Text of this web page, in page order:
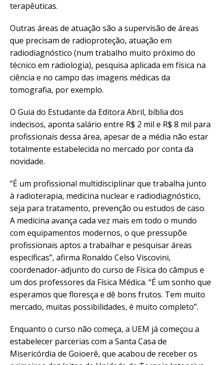
terapêuticas.
Outras áreas de atuação são a supervisão de áreas
que precisam de radioproteção, atuação em
radiodiagnóstico (num trabalho muito próximo do
técnico em radiologia), pesquisa aplicada em física na
ciência e no campo das imagens médicas da
tomografia, por exemplo.
O Guia do Estudante da Editora Abril, bíblia dos
indecisos, aponta salário entre R$ 2 mil e R$ 8 mil para
profissionais dessa área, apesar de a média não estar
totalmente estabelecida no mercado por conta da
novidade.
“É um profissional multidisciplinar que trabalha junto
à radioterapia, medicina nuclear e radiodiagnóstico,
seja para tratamento, prevenção ou estudos de caso.
A medicina avança cada vez mais em todo o mundo
com equipamentos modernos, o que pressupõe
profissionais aptos a trabalhar e pesquisar áreas
específicas”, afirma Ronaldo Celso Viscovini,
coordenador-adjunto do curso de Física do câmpus e
um dos professores da Física Médica. “É um sonho que
esperamos que floresça e dê bons frutos. Tem muito
mercado, muitas possibilidades, é muito completo”.
Enquanto o curso não começa, a UEM já começou a
estabelecer parcerias com a Santa Casa de
Misericórdia de Goioerê, que acabou de receber os